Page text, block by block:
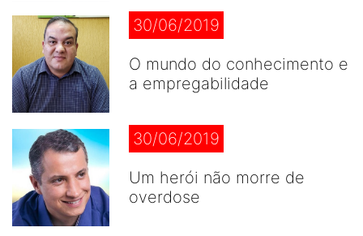
30/06/2019
O mundo do conhecimento e
a empregabilidade
30/06/2019
Um herói não morre de
overdose